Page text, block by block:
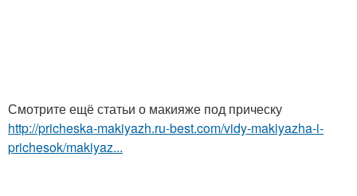
Смотрите ещё статьи о макияже под прическу
http://pricheska-makiyazh.ru-best.com/vidy-makiyazha-i-
prichesok/makiyaz...